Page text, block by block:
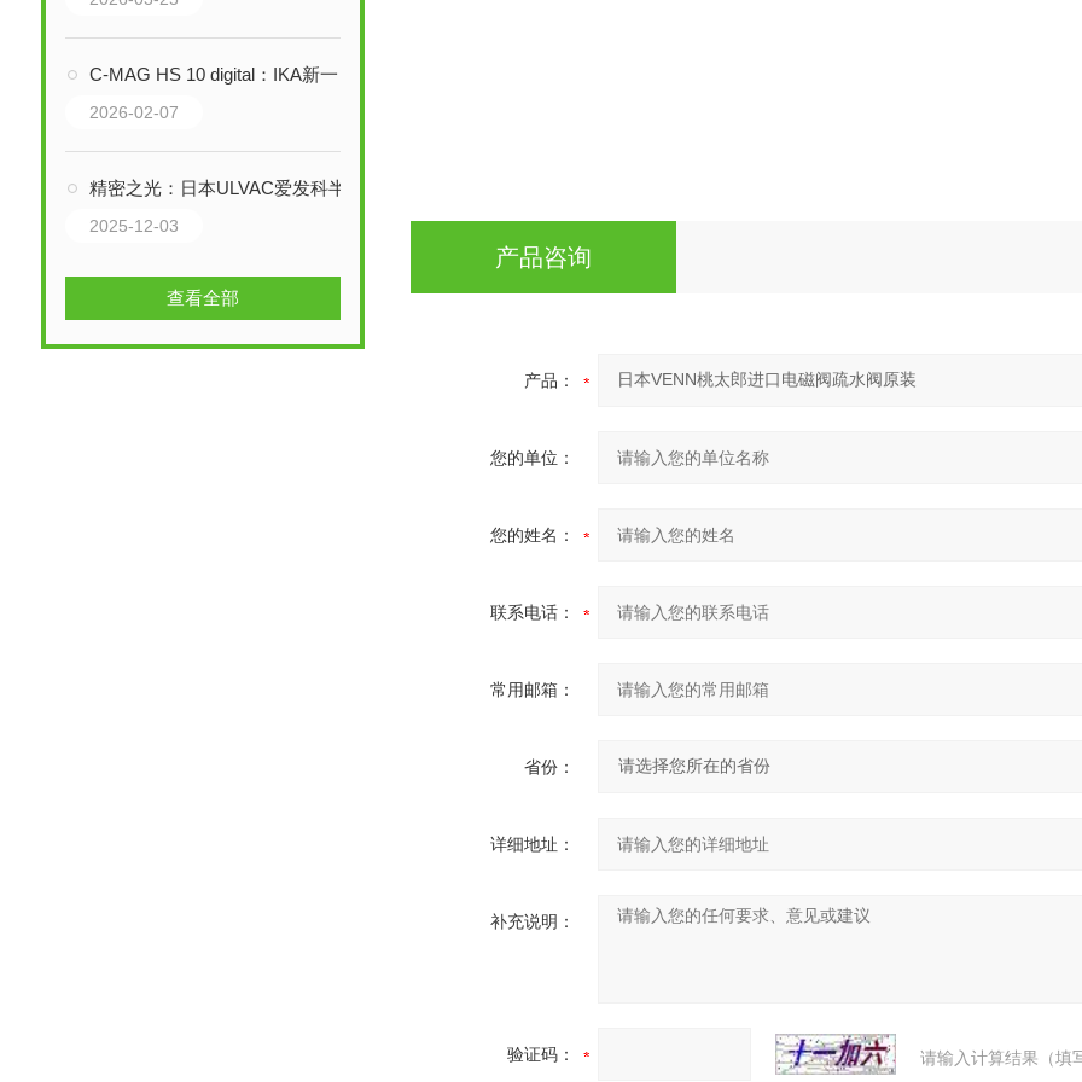
C-MAG HS 10 digital：IKA新一代加热磁力搅拌器的化学耐受性与精准温控之道
2026-02-07
精密之光：日本ULVAC爱发科半导体光电干法刻蚀设备技术全解析
2025-12-03
查看全部
水平/垂直（不包括相
产品咨询
产品：
您的单位：
您的姓名：
联系电话：
常用邮箱：
省份：
详细地址：
补充说明：
验证码： 请输入计算结果（填